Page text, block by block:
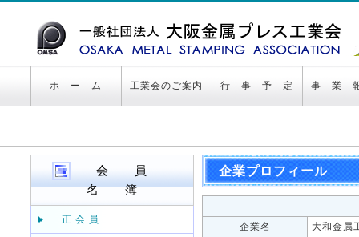
ホ ー ム 工業会のご案内 行 事 予 定 事 業
会 員
名 簿
正 会 員
企業プロフィール
企業名
大和金属